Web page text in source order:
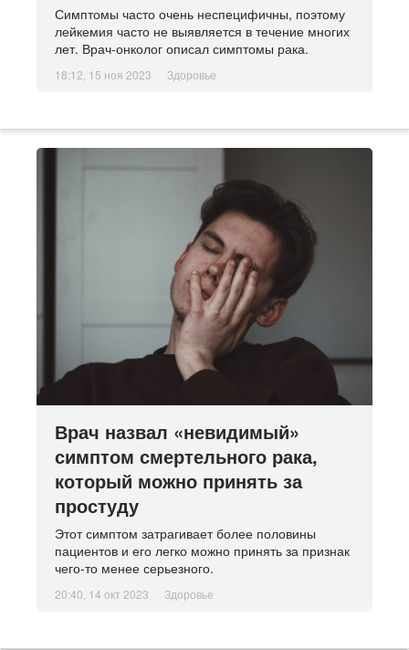
Симптомы часто очень неспецифичны, поэтому
лейкемия часто не выявляется в течение многих
лет. Врач-онколог описал симптомы рака.
18:12, 15 ноя 2023 Здоровье
Врач назвал «невидимый»
симптом смертельного рака,
который можно принять за
простуду
Этот симптом затрагивает более половины
пациентов и его легко можно принять за признак
чего-то менее серьезного.
20:40, 14 окт 2023 Здоровье